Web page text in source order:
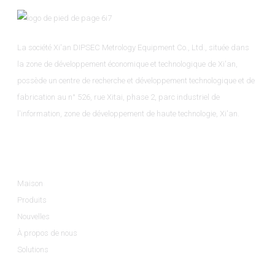
La société Xi'an DIPSEC Metrology Equipment Co., Ltd., située dans
la zone de développement économique et technologique de Xi'an,
possède un centre de recherche et développement technologique et de
fabrication au n° 526, rue Xitai, phase 2, parc industriel de
l'information, zone de développement de haute technologie, Xi'an.
Maison
Produits
Nouvelles
À propos de nous
Solutions